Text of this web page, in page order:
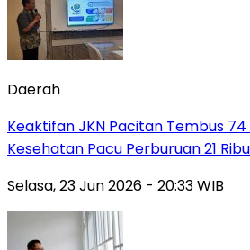
Daerah
Keaktifan JKN Pacitan Tembus 74
Kesehatan Pacu Perburuan 21
Selasa, 23 Jun 2026 - 20:33 WIB